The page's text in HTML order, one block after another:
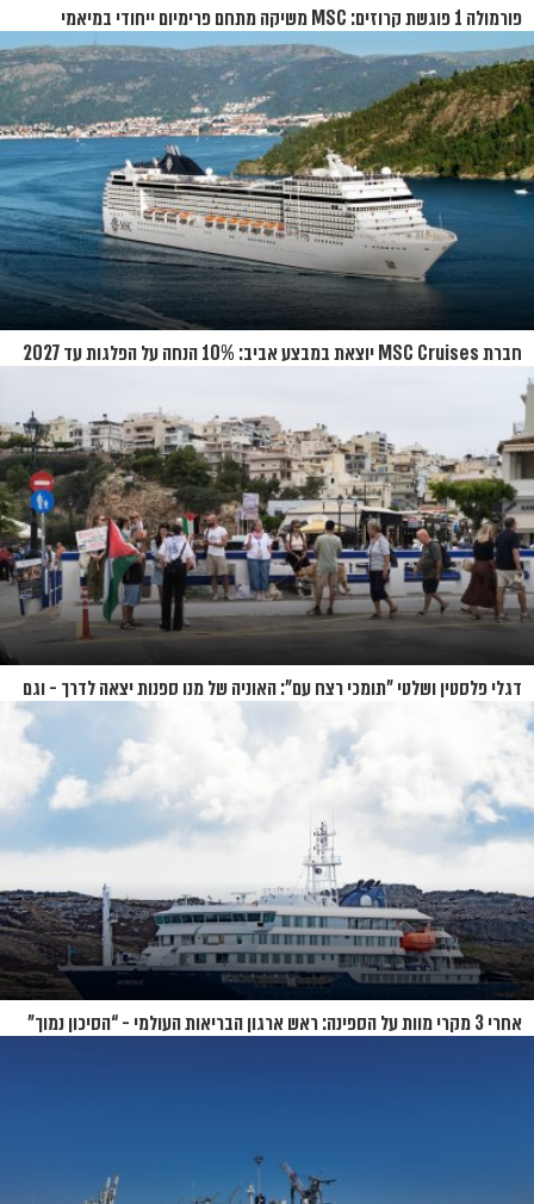
פורמולה 1 פוגשת קרוזים: MSC משיקה מתחם פרימיום ייחודי במיאמי
חברת MSC Cruises יוצאת במבצע אביב: 10% הנחה על הפלגות עד 2027
דגלי פלסטין ושלטי "תומכי רצח עם": האוניה של מנו ספנות יצאה לדרך - וגם
המחאות
אחרי 3 מקרי מוות על הספינה: ראש ארגון הבריאות העולמי - “הסיכון נמוך”